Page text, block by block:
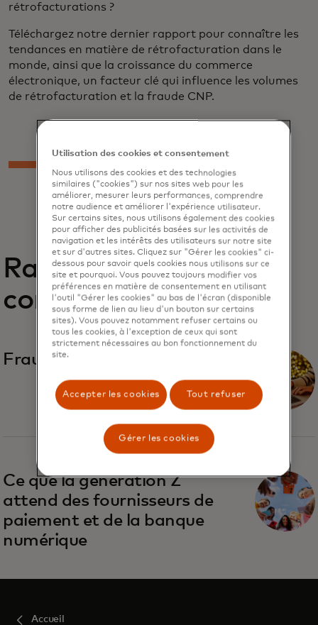
rétrofacturations ?
Téléchargez notre dernier rapport pour connaître les
tendances en matière de rétrofacturation dans le
monde, ainsi que la croissance du commerce
électronique, un facteur clé qui influence les volumes
de rétrofacturation et la fraude CNP.
Rapports
connexes
Fraude de première partie
Ce que la génération Z
attend des fournisseurs de
paiement et de la banque
numérique
Accueil
Utilisation des cookies et consentement
Nous utilisons des cookies et des technologies
similaires ("cookies") sur nos sites web pour les
améliorer, mesurer leurs performances, comprendre
notre audience et améliorer l'expérience utilisateur.
Sur certains sites, nous utilisons également des cookies
pour afficher des publicités basées sur les activités de
navigation et les intérêts des utilisateurs sur notre site
et sur d'autres sites. Cliquez sur "Gérer les cookies" ci-
dessous pour savoir quels cookies nous utilisons sur ce
site et pourquoi. Vous pouvez toujours modifier vos
préférences en matière de consentement en utilisant
l'outil "Gérer les cookies" au bas de l'écran (disponible
sous forme de lien au lieu d'un bouton sur certains
sites). Vous pouvez notamment refuser certains ou
tous les cookies, à l'exception de ceux qui sont
strictement nécessaires au bon fonctionnement du
site.
Accepter les cookies Tout refuser
Gérer les cookies